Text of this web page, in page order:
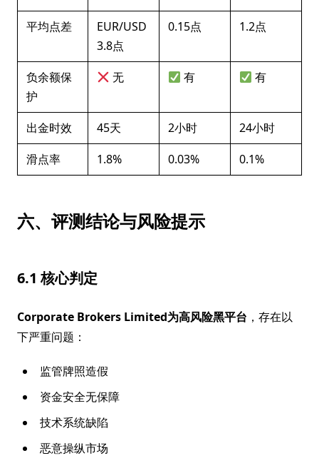
平均点差
EUR/USD
3.8点
0.15点 1.2点
负余额保
护
无 有 有
出金时效 45天 2小时
24小时
滑点率
1.8% 0.03% 0.1%
六、评测结论与风险提示
6.1 核心判定
Corporate Brokers Limited为高风险黑平台 ，存在以
下严重问题：
监管牌照造假
资金安全无保障
技术系统缺陷
恶意操纵市场